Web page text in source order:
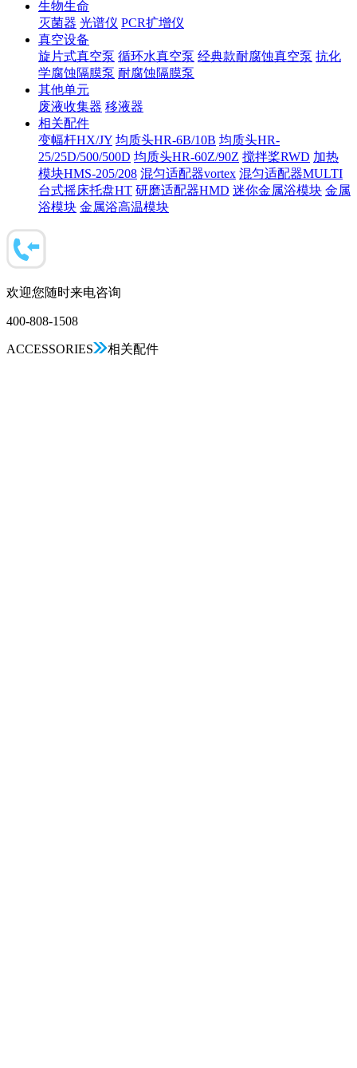
生物生命
灭菌器 光谱仪 PCR扩增仪
真空设备
旋片式真空泵 循环水真空泵 经典款耐腐蚀真空泵 抗化
学腐蚀隔膜泵 耐腐蚀隔膜泵
其他单元
废液收集器 移液器
相关配件
变幅杆HX/JY 均质头HR-6B/10B 均质头HR-
25/25D/500/500D 均质头HR-60Z/90Z 搅拌桨RWD 加热
模块HMS-205/208 混匀适配器vortex 混匀适配器MULTI
台式摇床托盘HT 研磨适配器HMD 迷你金属浴模块 金属
浴模块 金属浴高温模块
欢迎您随时来电咨询
400-808-1508
ACCESSORIES 相关配件